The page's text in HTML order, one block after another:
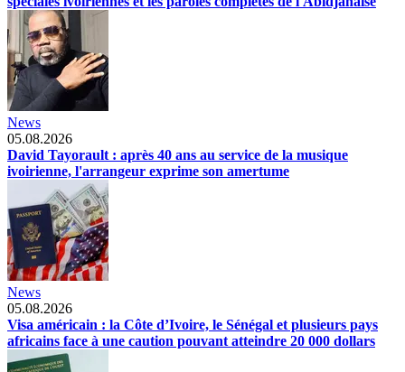
News
05.08.2026
David Tayorault : après 40 ans au service de la musique
ivoirienne, l'arrangeur exprime son amertume
News
05.08.2026
Visa américain : la Côte d’Ivoire, le Sénégal et plusieurs pays
africains face à une caution pouvant atteindre 20 000 dollars